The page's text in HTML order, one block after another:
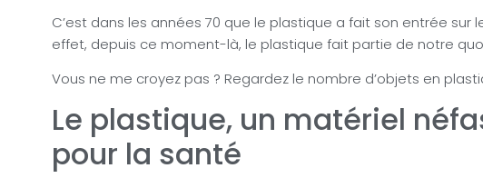
C’est dans les années 70 que le plastique a fait son entrée sur
effet, depuis ce moment-là, le plastique fait partie de notre
Vous ne me croyez pas ? Regardez le nombre d’objets en
Le plastique, un matériel
pour la santé